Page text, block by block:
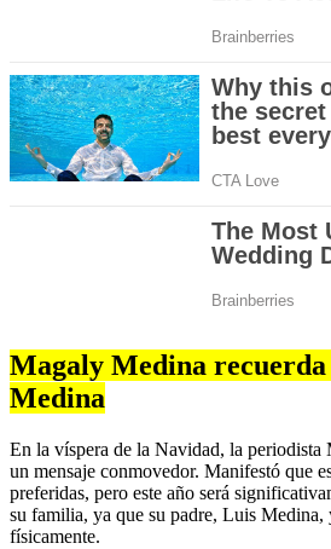
Magaly Medina
Medina
En la víspera de la Navidad, la
un mensaje conmovedor. Manifestó que
preferidas, pero este año será
su familia, ya que su padre, Luis Medina,
físicamente.